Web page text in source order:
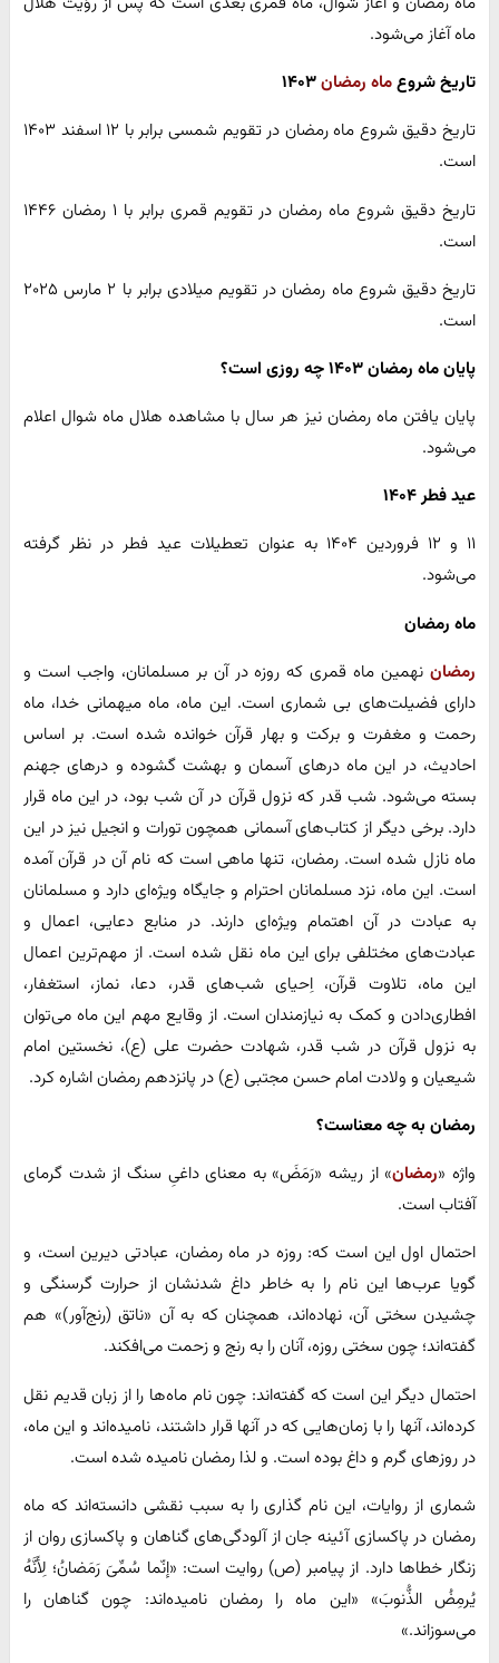
ماه آغاز می‌شود.
تاریخ شروعماه رمضان
تاریخ دقیق شروع ماه رمضان در تقویم شمسی برابر با ۱۲ اسفند ۱۴۰۳
است.
تاریخ دقیق شروع ماه رمضان در تقویم قمری برابر با ۱ رمضان ۱۴۴۶
است.
تاریخ دقیق شروع ماه رمضان در تقویم میلادی برابر با ۲ مارس ۲۰۲۵
است.
پایان ماه رمضان ۱۴۰۳ چه روزی است؟
پایان یافتن ماه رمضان نیز هر سال با مشاهده هلال ماه شوال اعلام
می‌شود.
عید فطر ۱۴۰۴
۱۱ و ۱۲ فروردین ۱۴۰۴ به عنوان تعطیلات عید فطر در نظر گرفته
می‌شود.
ماه رمضان
رمضان نهمین ماه قمری که روزه در آن بر مسلمانان، واجب است و
دارای فضیلت‌های بی شماری است. این ماه، ماه میهمانی خدا، ماه
رحمت و مغفرت و برکت و بهار قرآن خوانده شده است. بر اساس
احادیث، در این ماه درهای آسمان و بهشت گشوده و درهای جهنم
بسته می‌شود. شب قدر که نزول قرآن در آن شب بود، در این ماه قرار
دارد. برخی دیگر از کتاب‌های آسمانی همچون تورات و انجیل نیز در این
ماه نازل شده است. رمضان، تنها ماهی است که نام آن در قرآن آمده
است. این ماه، نزد مسلمانان احترام و جایگاه ویژه‌ای دارد و مسلمانان
به عبادت در آن اهتمام ویژه‌ای دارند. در منابع دعایی، اعمال و
عبادت‌های مختلفی برای این ماه نقل شده است. از مهم‌ترین اعمال
این ماه، تلاوت قرآن، اِحیای شب‌های قدر، دعا، نماز، استغفار،
افطاری‌دادن و کمک به نیازمندان است. از وقایع مهم این ماه می‌توان
به نزول قرآن در شب قدر، شهادت حضرت علی (ع)، نخستین امام
شیعیان و ولادت امام حسن مجتبی (ع) در پانزدهم رمضان اشاره کرد.
رمضان به چه معناست؟
واژه «رمضان» از ریشه «رَمَضَ» به معنای داغیِ سنگ از شدت گرمای
آفتاب است.
احتمال اول این است که: روزه در ماه رمضان، عبادتی دیرین است، و
گویا عرب‌ها این نام را به خاطر داغ شدنشان از حرارت گرسنگی و
چشیدن سختی آن، نهاده‌اند، همچنان که به آن «ناتق (رنج‌آور)» هم
گفته‌اند؛ چون سختی روزه، آنان را به رنج و زحمت می‌افکند.
احتمال دیگر این است که گفته‌اند: چون نام ماه‌ها را از زبان قدیم نقل
کرده‌اند، آنها را با زمان‌هایی که در آنها قرار داشتند، نامیده‌اند و این ماه،
در روزهای گرم و داغ بوده است. و لذا رمضان نامیده شده است.
شماری از روایات، این نام گذاری را به سبب نقشی دانسته‌اند که ماه
رمضان در پاکسازی آئینه جان از آلودگی‌های گناهان و پاکسازی روان از
زنگار خطاها دارد. از پیامبر (ص) روایت است: «إنّما سُمِّیَ رَمَضانُ؛ لِأَنَّهُ
یُرمِضُ الذُّنوبَ» «این ماه را رمضان نامیده‌اند: چون گناهان را
می‌سوزاند.»